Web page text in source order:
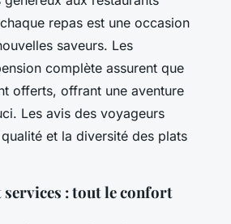
repas est une occasion
saveurs. Les
complète assurent que
offerts, offrant une aventure
Les avis des voyageurs
et la diversité des plats
services : tout le confort